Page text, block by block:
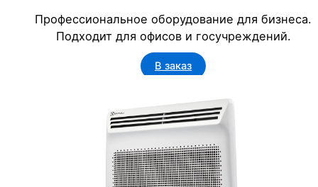
Профессиональное оборудование для бизнеса.
Подходит для офисов и госучреждений.
В заказ